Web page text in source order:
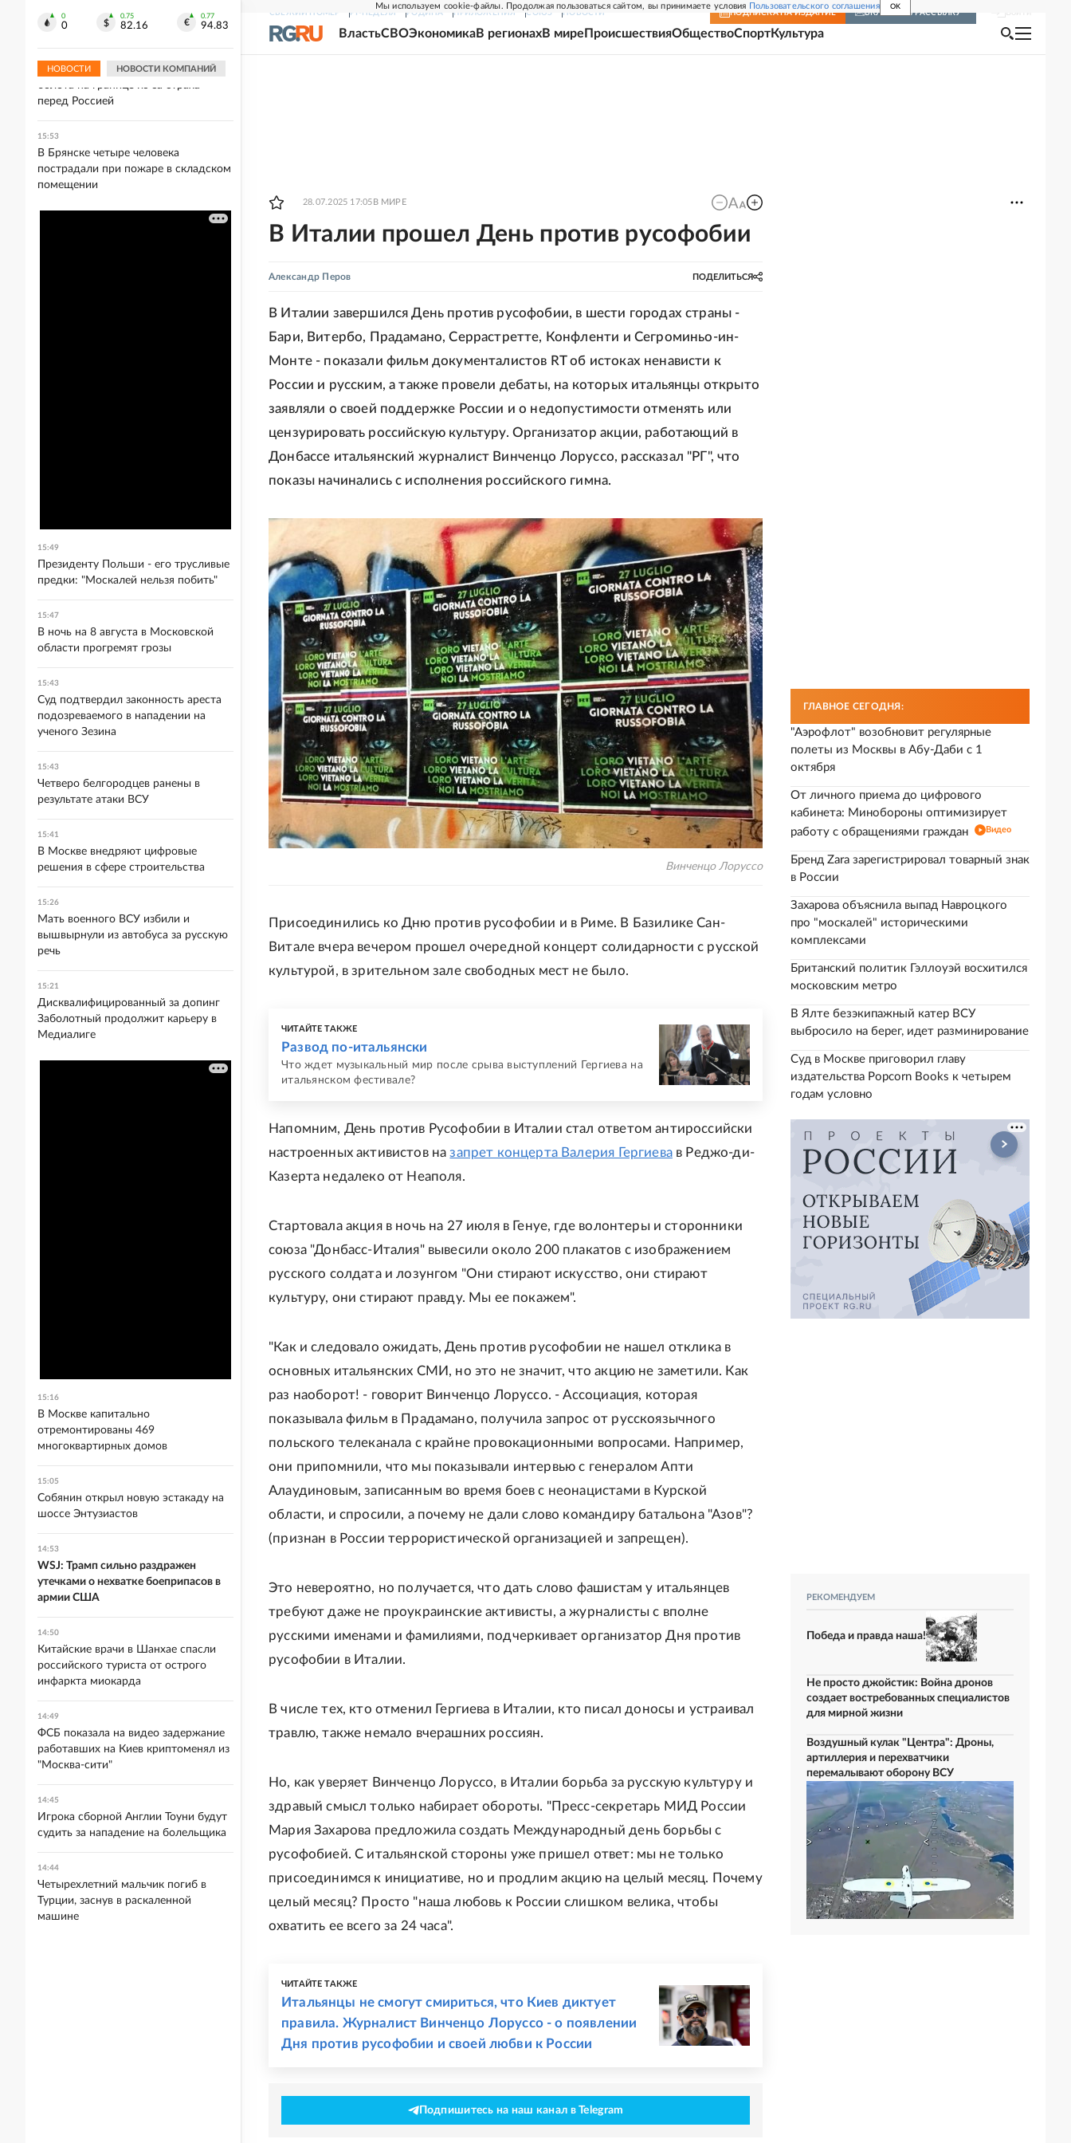
Мы используем cookie-файлы. Продолжая пользоваться сайтом, вы принимаете условия Пользовательского соглашения OK
СВЕЖИЙ НОМЕР РГ-НЕДЕЛЯ РОДИНА ПРИЛОЖЕНИЯ СОЮЗ НОВОСТИ ПОДПИСКА НА ИЗДАНИЕ ВКЛЮЧИТЬ РАССЫЛКУ
ВластьСВОЭкономикаВ регионахВ мире ПроисшествияОбществоСпортКультура
28.07.2025 17:05 В МИРЕ
В Италии прошел День против русофобии
Александр Перов ПОДЕЛИТЬСЯ
В Италии завершился День против русофобии, в шести городах страны -
Бари, Витербо, Прадамано, Серрастретте, Конфленти и Сегроминьо-ин-
Монте - показали фильм документалистов RT об истоках ненависти к
России и русским, а также провели дебаты, на которых итальянцы открыто
заявляли о своей поддержке России и о недопустимости отменять или
цензурировать российскую культуру. Организатор акции, работающий в
Донбассе итальянский журналист Винченцо Лоруссо, рассказал "РГ", что
показы начинались с исполнения российского гимна.
Винченцо Лоруссо
Присоединились ко Дню против русофобии и в Риме. В Базилике Сан-
Витале вчера вечером прошел очередной концерт солидарности с русской
культурой, в зрительном зале свободных мест не было.
ЧИТАЙТЕ ТАКЖЕ
Развод по-итальянски
Что ждет музыкальный мир после срыва выступлений Гергиева на
итальянском фестивале?
Напомним, День против Русофобии в Италии стал ответом антироссийски
настроенных активистов назапрет концерта Валерия Гергиевав Реджо-ди-
Казерта недалеко от Неаполя.
Стартовала акция в ночь на 27 июля в Генуе, где волонтеры и сторонники
союза "Донбасс-Италия" вывесили около 200 плакатов с изображением
русского солдата и лозунгом "Они стирают искусство, они стирают
культуру, они стирают правду. Мы ее покажем".
"Как и следовало ожидать, День против русофобии не нашел отклика в
основных итальянских СМИ, но это не значит, что акцию не заметили. Как
раз наоборот! - говорит Винченцо Лоруссо. - Ассоциация, которая
показывала фильм в Прадамано, получила запрос от русскоязычного
польского телеканала с крайне провокационными вопросами. Например,
они припомнили, что мы показывали интервью с генералом Апти
Алаудиновым, записанным во время боев с неонацистами в Курской
области, и спросили, а почему не дали слово командиру батальона "Азов"?
(признан в России террористической организацией и запрещен).
Это невероятно, но получается, что дать слово фашистам у итальянцев
требуют даже не проукраинские активисты, а журналисты с вполне
русскими именами и фамилиями, подчеркивает организатор Дня против
русофобии в Италии.
В числе тех, кто отменил Гергиева в Италии, кто писал доносы и устраивал
травлю, также немало вчерашних россиян.
Но, как уверяет Винченцо Лоруссо, в Италии борьба за русскую культуру и
здравый смысл только набирает обороты. "Пресс-секретарь МИД России
Мария Захарова предложила создать Международный день борьбы с
русофобией. С итальянской стороны уже пришел ответ: мы не только
присоединимся к инициативе, но и продлим акцию на целый месяц. Почему
целый месяц? Просто "наша любовь к России слишком велика, чтобы
охватить ее всего за 24 часа".
ЧИТАЙТЕ ТАКЖЕ
Итальянцы не смогут смириться, что Киев диктует
правила. Журналист Винченцо Лоруссо - о появлении
Дня против русофобии и своей любви к России
Подпишитесь на наш канал в Telegram
ГЛАВНОЕ СЕГОДНЯ:
"Аэрофлот" возобновит регулярные
полеты из Москвы в Абу-Даби с 1
октября
От личного приема до цифрового
кабинета: Минобороны оптимизирует
работу с обращениями граждан
Видео
Бренд Zara зарегистрировал товарный знак
в России
Захарова объяснила выпад Навроцкого
про "москалей" историческими
комплексами
Британский политик Гэллоуэй восхитился
московским метро
В Ялте безэкипажный катер ВСУ
выбросило на берег, идет разминирование
Суд в Москве приговорил главу
издательства Popcorn Books к четырем
годам условно
РЕКОМЕНДУЕМ
Победа и правда наша!
Не просто джойстик: Война дронов
создает востребованных специалистов
для мирной жизни
Воздушный кулак "Центра": Дроны,
артиллерия и перехватчики
перемалывают оборону ВСУ
0
0
0.75
82.16
0.77
94.83
НОВОСТИ НОВОСТИ КОМПАНИЙ
соцсети ежедневно
В Финляндии хотят восстановить
болота на границе из-за страха
перед Россией
15:53
В Брянске четыре человека
пострадали при пожаре в складском
помещении
15:49
Президенту Польши - его трусливые
предки: "Москалей нельзя побить"
15:47
В ночь на 8 августа в Московской
области прогремят грозы
15:43
Суд подтвердил законность ареста
подозреваемого в нападении на
ученого Зезина
15:43
Четверо белгородцев ранены в
результате атаки ВСУ
15:41
В Москве внедряют цифровые
решения в сфере строительства
15:26
Мать военного ВСУ избили и
вышвырнули из автобуса за русскую
речь
15:21
Дисквалифицированный за допинг
Заболотный продолжит карьеру в
Медиалиге
15:16
В Москве капитально
отремонтированы 469
многоквартирных домов
15:05
Собянин открыл новую эстакаду на
шоссе Энтузиастов
14:53
WSJ: Трамп сильно раздражен
утечками о нехватке боеприпасов в
армии США
14:50
Китайские врачи в Шанхае спасли
российского туриста от острого
инфаркта миокарда
14:49
ФСБ показала на видео задержание
работавших на Киев криптоменял из
"Москва-сити"
14:45
Игрока сборной Англии Тоуни будут
судить за нападение на болельщика
14:44
Четырехлетний мальчик погиб в
Турции, заснув в раскаленной
машине